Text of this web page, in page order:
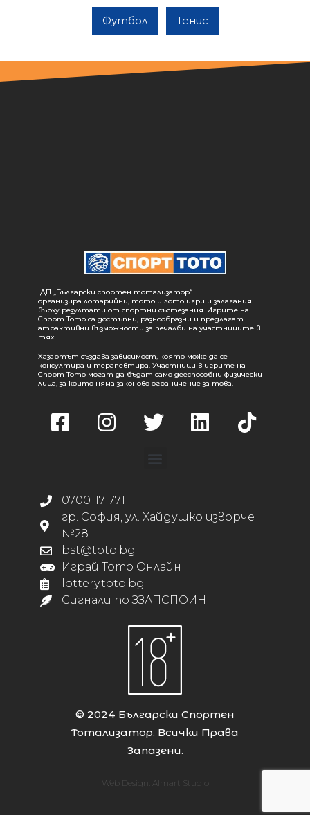
Футбол Тенис
ДП „Български спортен тотализатор“
организира лотарийни, тото и лото игри и залагания
върху резултати от спортни състезания. Игрите на
Спорт Тото са достъпни, разнообразни и предлагат
атрактивни възможности за печалби на участниците в
тях.
Хазартът създава зависимост, която може да се
консултира и терапевтира. Участници в игрите на
Спорт Тото могат да бъдат само дееспособни физически
лица, за които няма законово ограничение за това.
0700-17-771
гр. София, ул. Хайдушко изворче
№28
bst@toto.bg
Играй Тото Онлайн
lottery.toto.bg
Сигнали по ЗЗЛПСПОИН
© 2024 Български Спортен
Тотализатор. Всички Права
Запазени.
Web Design: Almart Studio